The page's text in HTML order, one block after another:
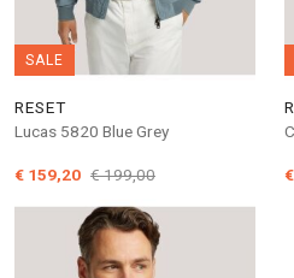
SALE
RESET
Lucas 5820 Blue Grey
€ 159,20 € 199,00